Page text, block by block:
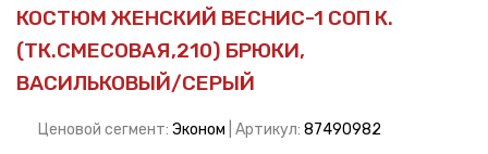
КОСТЮМ ЖЕНСКИЙ ВЕСНИС-1 СОП К.
(ТК.СМЕСОВАЯ,210) БРЮКИ,
ВАСИЛЬКОВЫЙ/СЕРЫЙ
Ценовой сегмент: Эконом | Артикул: 87490982